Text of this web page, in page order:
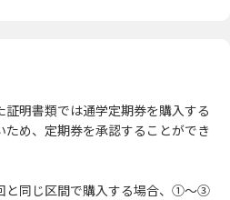
明書類では通学定期券を購入する
め、定期券を承認することができ
と同じ区間で購入する場合、①～③